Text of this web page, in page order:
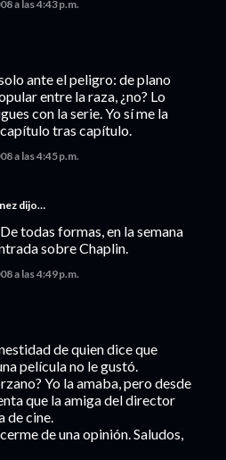
a las 4:43 p.m.
ante el peligro: de plano
entre la raza, ¿no? Lo
con la serie. Yo sí me la
tras capítulo.
a las 4:45 p.m.
dijo…
todas formas, en la semana
sobre Chaplin.
a las 4:49 p.m.
de quien dice que
película no le gustó.
Yo la amaba, pero desde
que la amiga del director
de cine.
de una opinión. Saludos,